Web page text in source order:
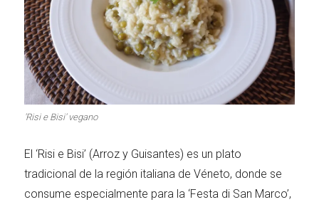
más Top
Los más dulces
'Risi e Bisi' vegano
El ‘Risi e Bisi’ (Arroz y Guisantes) es un plato
tradicional de la región italiana de Véneto, donde se
consume especialmente para la ‘Festa di San Marco’,